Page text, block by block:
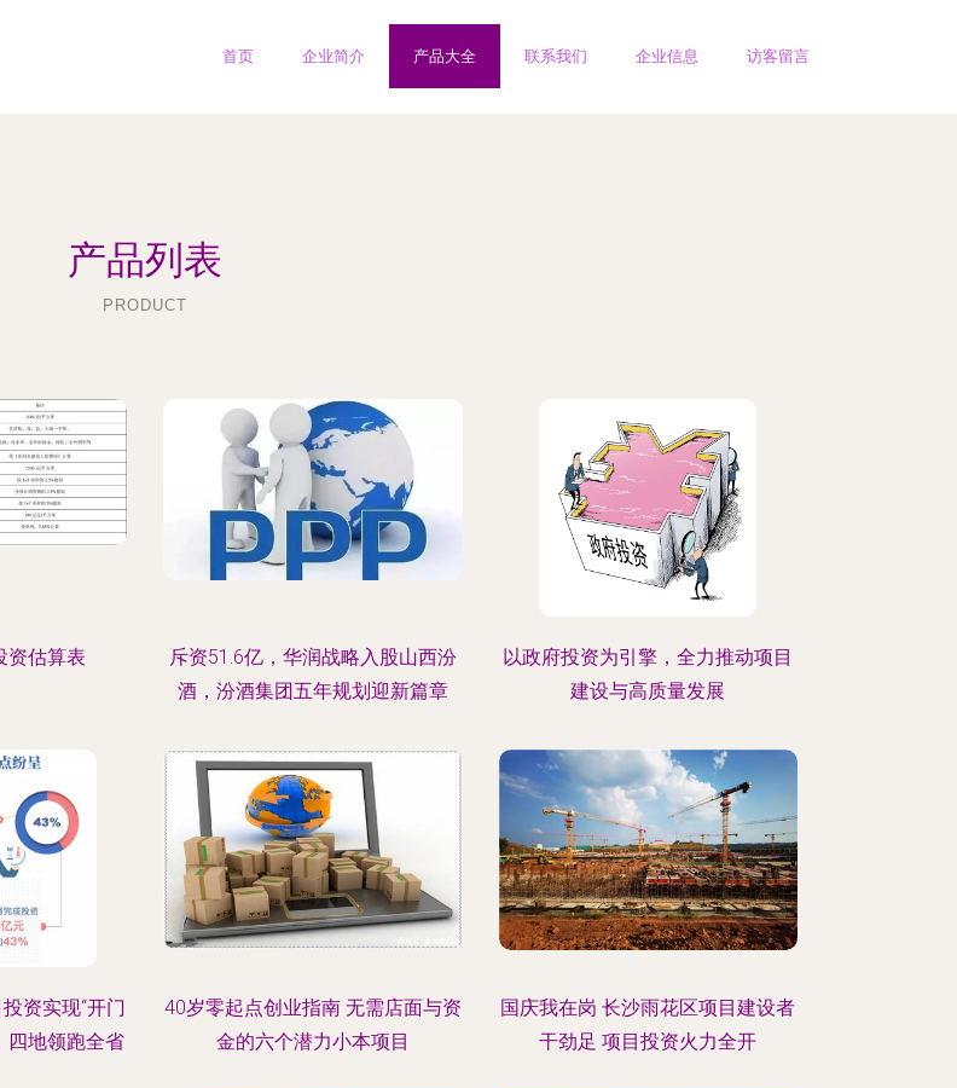
首页 企业简介 产品大全 联系我们 企业信息 访客留言
产品列表
PRODUCT
资估算表
斥资51.6亿，华润战略入股山西汾
酒，汾酒集团五年规划迎新篇章
以政府投资为引擎，全力推动项目
建设与高质量发展
资实现“开门
四地领跑全省
40岁零起点创业指南 无需店面与资
金的六个潜力小本项目
国庆我在岗 长沙雨花区项目建设者
干劲足 项目投资火力全开